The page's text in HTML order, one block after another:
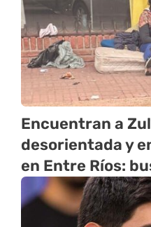
Encuentran a
desorientada y
en Entre Ríos: